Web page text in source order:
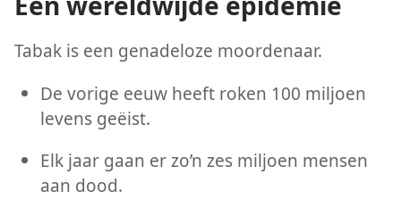
Tabak is een genadeloze moordenaar.
De vorige eeuw heeft roken 100 miljoen
levens geëist.
Elk jaar gaan er zo’n zes miljoen mensen
aan dood.